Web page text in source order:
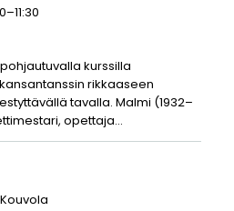
–11:30
kurssilla
rikkaaseen
tavalla. Malmi (1932–
opettaja…
Kouvola